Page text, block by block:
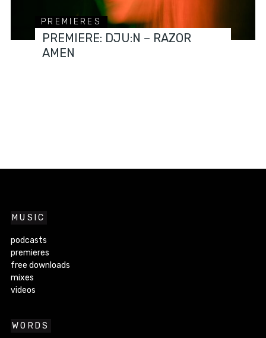
PREMIERES
PREMIERE: DJU:N – RAZOR
AMEN
MUSIC
podcasts
premieres
free downloads
mixes
videos
WORDS